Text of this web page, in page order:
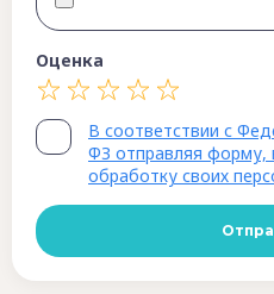
Оценка
В соответствии с
ФЗ отправляя форму,
обработку своих